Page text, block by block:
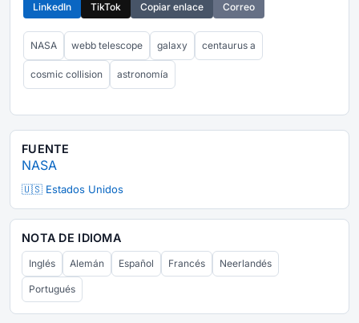
LinkedIn
TikTok Copiar enlace Correo
NASA webb telescope galaxy centaurus a
cosmic collision astronomía
FUENTE
NASA
🇺🇸 Estados Unidos
NOTA DE IDIOMA
Inglés Alemán Español Francés Neerlandés
Portugués